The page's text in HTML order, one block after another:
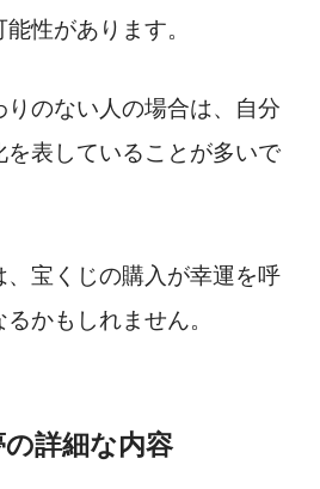
性があります。
のない人の場合は、自分
を表していることが多いで
宝くじの購入が幸運を呼
かもしれません。
詳細な内容